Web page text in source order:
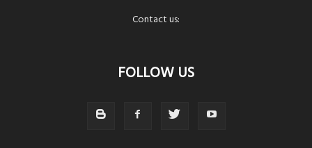
Contact us:
FOLLOW US